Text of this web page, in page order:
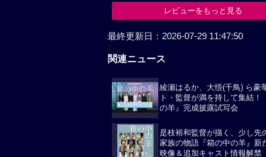
レビューをもっと見る
最終更新日：2026-07-29 11:47:50
関連ニュース
綾瀬はるか、大悟(千鳥) ら豪
ト・監督が満を持して集結！
の羊』完成披露試写会
是枝裕和監督が描く、少し先
家族の物語『箱の中の羊』新
映像＆追加キャスト情報解禁